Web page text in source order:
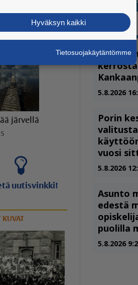
KUVAT
järvellä
uutisvinkki!
KUVAT
Hyväksyn kaikki
Tietosuojakäytäntömme